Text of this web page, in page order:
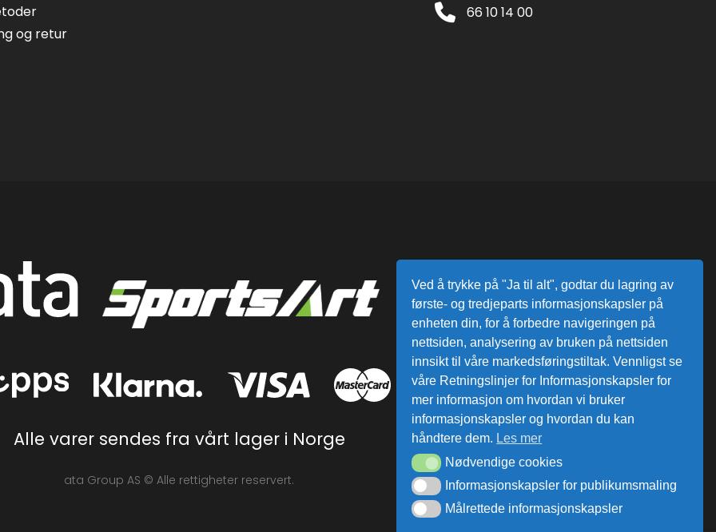
og retur
66 10 14 00
Alle varer sendes fra vårt lager i Norge
ata Group AS © Alle rettigheter reservert.
Ved å trykke på "Ja til alt", godtar du lagring av
første- og tredjeparts informasjonskapsler på
enheten din, for å forbedre navigeringen på
nettsiden, analysering av bruken på nettsiden
innsikt til våre markedsføringstiltak. Vennligst se
våre Retningslinjer for Informasjonskapsler for
mer informasjon om hvordan vi bruker
informasjonskapsler og hvordan du kan
håndtere dem. Les mer
Nødvendige cookies
Informasjonskapsler for publikumsmaling
Målrettede informasjonskapsler